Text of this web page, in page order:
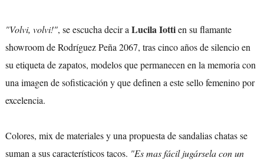
"Volvi, volvi!", se escucha decir aLucila Iottien su flamante
showroom de Rodríguez Peña 2067, tras cinco años de silencio en
su etiqueta de zapatos, modelos que permanecen en la memoria con
una imagen de sofisticación y que definen a este sello femenino por
excelencia.
Colores, mix de materiales y una propuesta de sandalias chatas se
suman a sus característicos tacos. "Es mas fácil jugársela con un